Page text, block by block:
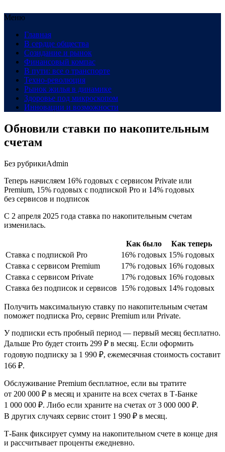
Меню
Главная
В сердце общества
Созидание и рынок
Финансовый компас
В пути: все о транспорте
Техно-революция
Рынок жилья в динамике
Здоровье под микроскопом
Инновации и возможности
Обновили ставки по накопительным
счетам
Без рубрикиAdmin
Теперь начисляем 16% годовых с сервисом Private или
Premium, 15% годовых с подпиской Pro и 14% годовых
без сервисов и подписок
С 2 апреля 2025 года ставка по накопительным счетам
изменилась.
Как было
Как теперь
Ставка с подпиской Pro
16% годовых 15% годовых
Ставка с сервисом Premium
17% годовых 16% годовых
Ставка с сервисом Private
17% годовых 16% годовых
Ставка без подписок и сервисов 15% годовых 14% годовых
Получить максимальную ставку по накопительным счетам
поможет подписка Pro, сервис Premium или Private.
У подписки есть пробный период — первый месяц бесплатно.
Дальше Pro будет стоить 299 ₽ в месяц. Если оформить
годовую подписку за 1 990 ₽, ежемесячная стоимость составит
166 ₽.
Обслуживание Premium бесплатное, если вы тратите
от 200 000 ₽ в месяц и храните на всех счетах в Т‑Банке
1 000 000 ₽. Либо если храните на счетах от 3 000 000 ₽.
В других случаях сервис стоит 1 990 ₽ в месяц.
Т‑Банк фиксирует сумму на накопительном счете в конце дня
и рассчитывает проценты ежедневно.